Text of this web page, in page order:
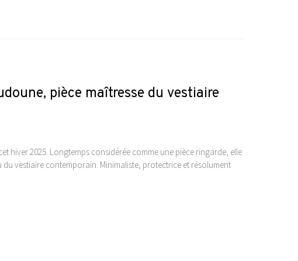
pièce maîtresse du vestiaire
hiver 2025. Longtemps considérée comme une pièce ringarde, elle
vestiaire contemporain. Minimaliste, protectrice et résolument